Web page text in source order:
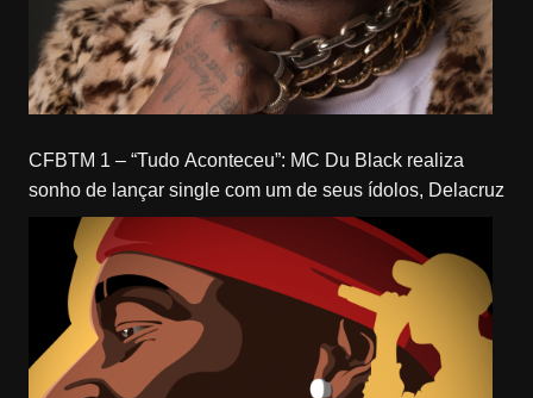
CFBTM 1 – “Tudo Aconteceu”: MC Du Black realiza
sonho de lançar single com um de seus ídolos, Delacruz